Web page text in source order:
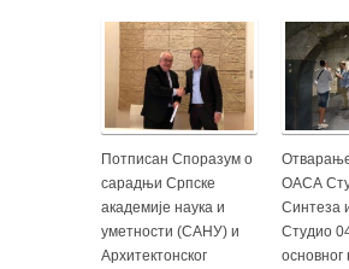
Потписан Споразум о
сарадњи Српске
академије наука и
уметности (САНУ) и
Архитектонског
ОАСА
Синтеза
Студио
основног